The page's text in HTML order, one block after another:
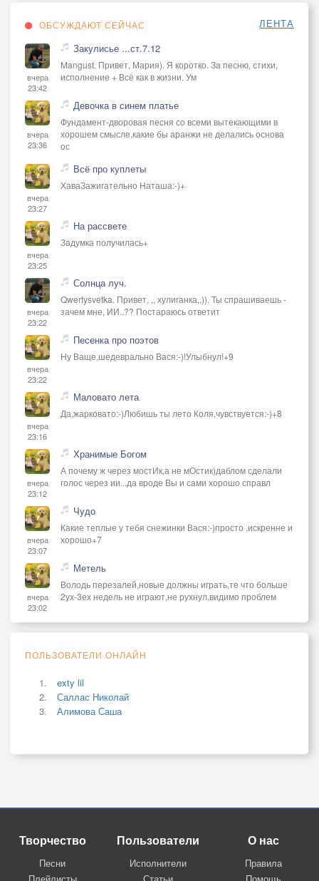
ОБСУЖДАЮТ СЕЙЧАС ЛЕНТА
вчера
23:42
Закулисье ...ст.7.12
Mangust. Привет, Мария). Я коротко. За песню, стихи,
исполнение + Всё как в жизни. Ум
вчера
23:36
Девочка в синем платье
Фундамент-дворовая песня со всеми вытекающими в
хорошем смысле,какие бы аранжи не делались основа
ос
вчера
23:27
Всё про куплеты
ХаваЗажигательно Наташа:-)+
вчера
23:25
На рассвете
Задумка получилась+
вчера
23:22
Солнца луч.
Qwertysvetka. Привет, ,, хулиганка,,)). Ты спрашиваешь -
зачем мне, ИИ..?? Постараюсь ответит
вчера
23:22
Песенка про поэтов
Ну Ваще,шедеврально Вася:-)!Улыбнул!+9
вчера
23:16
Маловато лета
Да,жарковато:-)Любишь ты лето Коля,чувствуется:-)+8
вчера
23:12
Хранимые Богом
А почему ж через мостИк,а не мОстик)даблом сделали
голос через ии...да вроде Вы и сами хорошо справл
вчера
23:07
Чудо
Какие теплые у тебя снежинки Вася:-)просто ,искренне и
хорошо+7
вчера
23:02
Метель
Володь перезалей,новые должны играть,те что больше
2ух-3ех недель не играют,не рухнул,видимо проблем
ПОЛЬЗОВАТЕЛИ ОНЛАЙН
exty lil
Саллас Николай
Алимова Саша
Творчество
Песни
Пользователи
Исполнители
О нас
Правила